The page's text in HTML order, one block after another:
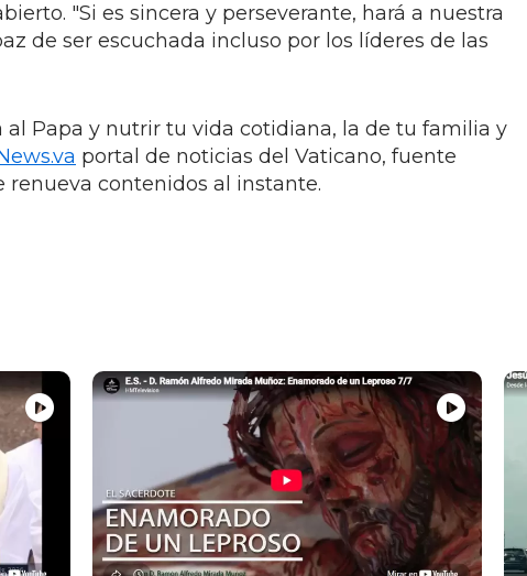
"Si es sincera y perseverante, hará a nuestra
de ser escuchada incluso por los líderes de las
al Papa y nutrir tu vida cotidiana, la de tu familia y
portal de noticias del Vaticano, fuente
renueva contenidos al instante.